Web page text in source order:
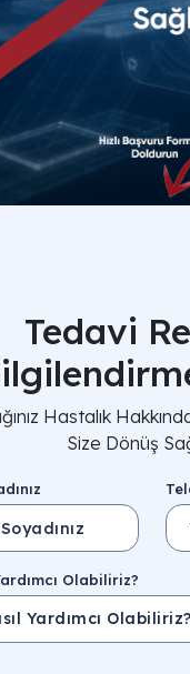
Tedavi
Hastalık
Size Dönüş
Olabiliriz?